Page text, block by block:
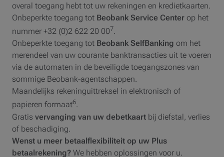
overal toegang hebt tot uw rekeningen en kredietkaarten.
Onbeperkte toegang tot Beobank Service Center op het
nummer +32 (0)2 622 20 007.
Onbeperkte toegang tot Beobank SelfBanking om het
merendeel van uw courante banktransacties uit te voeren
via de automaten in de beveiligde toegangszones van
sommige Beobank-agentschappen.
Maandelijks rekeninguittreksel in elektronisch of
papieren formaat6.
Gratis vervanging van uw debetkaart bij diefstal, verlies
of beschadiging.
Wenst u meer betaalflexibiliteit op uw Plus
betaalrekening? We hebben oplossingen voor u.